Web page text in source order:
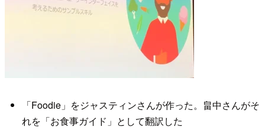
「Foodie」をジャスティンさんが作った。畠中さんがそ
れを「お食事ガイド」として翻訳した